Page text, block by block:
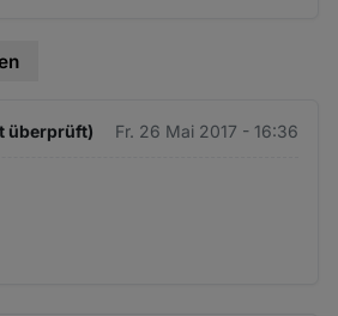
überprüft) Fr. 26 Mai 2017 - 16:36